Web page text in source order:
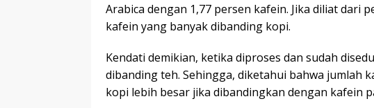
Arabica dengan 1,77 persen kafein. Jika diliat dari
kafein yang banyak dibanding kopi.
Kendati demikian, ketika diproses dan sudah
dibanding teh. Sehingga, diketahui bahwa jumlah
kopi lebih besar jika dibandingkan dengan kafein